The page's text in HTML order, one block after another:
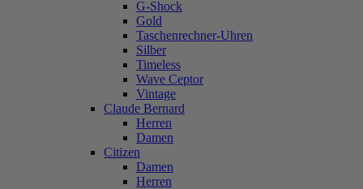
G-Shock
Gold
Taschenrechner-Uhren
Silber
Timeless
Wave Ceptor
Vintage
Claude Bernard
Herren
Damen
Citizen
Damen
Herren